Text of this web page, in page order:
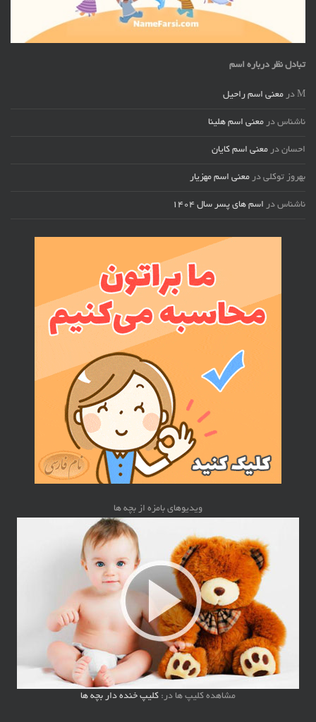
تبادل نظر درباره اسم
M در معنی اسم راحیل
ناشناس در معنی اسم هلینا
احسان در معنی اسم کایان
بهروز توکلی در معنی اسم مهزیار
ناشناس در اسم های پسر سال ۱۴۰۴
ویدیوهای بامزه از بچه ها
مشاهده کلیپ ها در: کلیپ خنده دار بچه ها